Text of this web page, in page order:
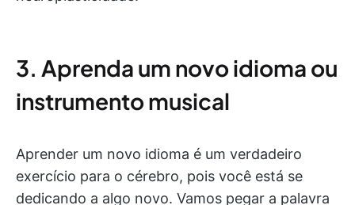
3. Aprenda um novo idioma ou
instrumento musical
Aprender um novo idioma é um verdadeiro
exercício para o cérebro, pois você está se
dedicando a algo novo. Vamos pegar a palavra